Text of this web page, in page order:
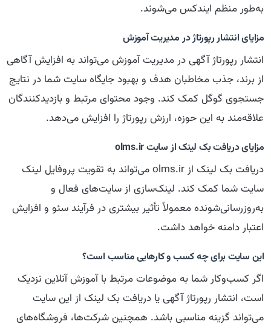
به‌طور منظم ایندکس می‌شوند.
مزایای انتشار رپورتاژ در مدیریت آموزش
انتشار رپورتاژ آگهی در مدیریت آموزش می‌تواند به افزایش آگاهی
از برند، جذب مخاطبان هدف و بهبود جایگاه سایت شما در نتایج
جستجوی گوگل کمک کند. وجود محتوای مرتبط و بازدیدکنندگان
علاقه‌مند به این حوزه، ارزش رپورتاژ را افزایش می‌دهد.
مزایای دریافت بک لینک از سایت olms.ir
دریافت بک لینک از olms.ir می‌تواند به تقویت پروفایل لینک
سایت شما کمک کند. لینک‌سازی از سایت‌های فعال و
به‌روزرسانی‌شونده معمولاً تأثیر بیشتری در فرآیند سئو و افزایش
اعتبار دامنه خواهد داشت.
این سایت برای چه کسب و کارهایی مناسب است؟
اگر کسب‌وکار شما به موضوعات مرتبط با آموزش آنلاین نزدیک
است، انتشار رپورتاژ آگهی یا دریافت بک لینک از این سایت
می‌تواند گزینه مناسبی باشد. همچنین شرکت‌ها، فروشگاه‌های